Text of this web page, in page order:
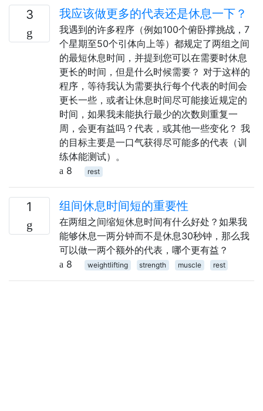
3 我应该做更多的代表还是休息一下？
我遇到的许多程序（例如100个俯卧撑挑战，7
个星期至50个引体向上等）都规定了两组之间
的最短休息时间，并提到您可以在需要时休息
更长的时间，但是什么时候需要？ 对于这样的
程序，等待我认为需要执行每个代表的时间会
更长一些，或者让休息时间尽可能接近规定的
时间，如果我未能执行最少的次数则重复一
周，会更有益吗？代表，或其他一些变化？ 我
的目标主要是一口气获得尽可能多的代表（训
练体能测试）。
8
rest
1 组间休息时间短的重要性
在两组之间缩短休息时间有什么好处？如果我
能够休息一两分钟而不是休息30秒钟，那么我
可以做一两个额外的代表，哪个更有益？
8
weightlifting strength muscle rest